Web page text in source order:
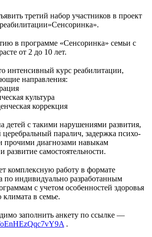
третий набор участников в проект
в программе «Сенсоринка» семьи с
от 2 до 10 лет.
интенсивный курс реабилитации,
направления:
культура
коррекция
детей с такими нарушениями развития,
церебральный паралич, задержка психо-
прочими диагнозами навыкам
развитие самостоятельности.
комплексную работу в формате
по индивидуально разработанным
с учетом особенностей здоровья
климата в семье.
заполнить анкету по ссылке —
.